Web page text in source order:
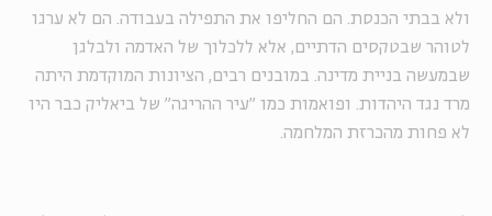
ולא בבתי הכנסת. הם החליפו את התפילה בעבודה. הם לא ערגו
לטוהר שבטקסים הדתיים, אלא ללכלוך של האדמה ולבלגן
שבמעשה בניית מדינה. במובנים רבים, הציונות המוקדמת היתה
מרד נגד היהדות. ופואמות כמו "עיר ההריגה" של ביאליק כבר היו
לא פחות מהכרזת המלחמה.